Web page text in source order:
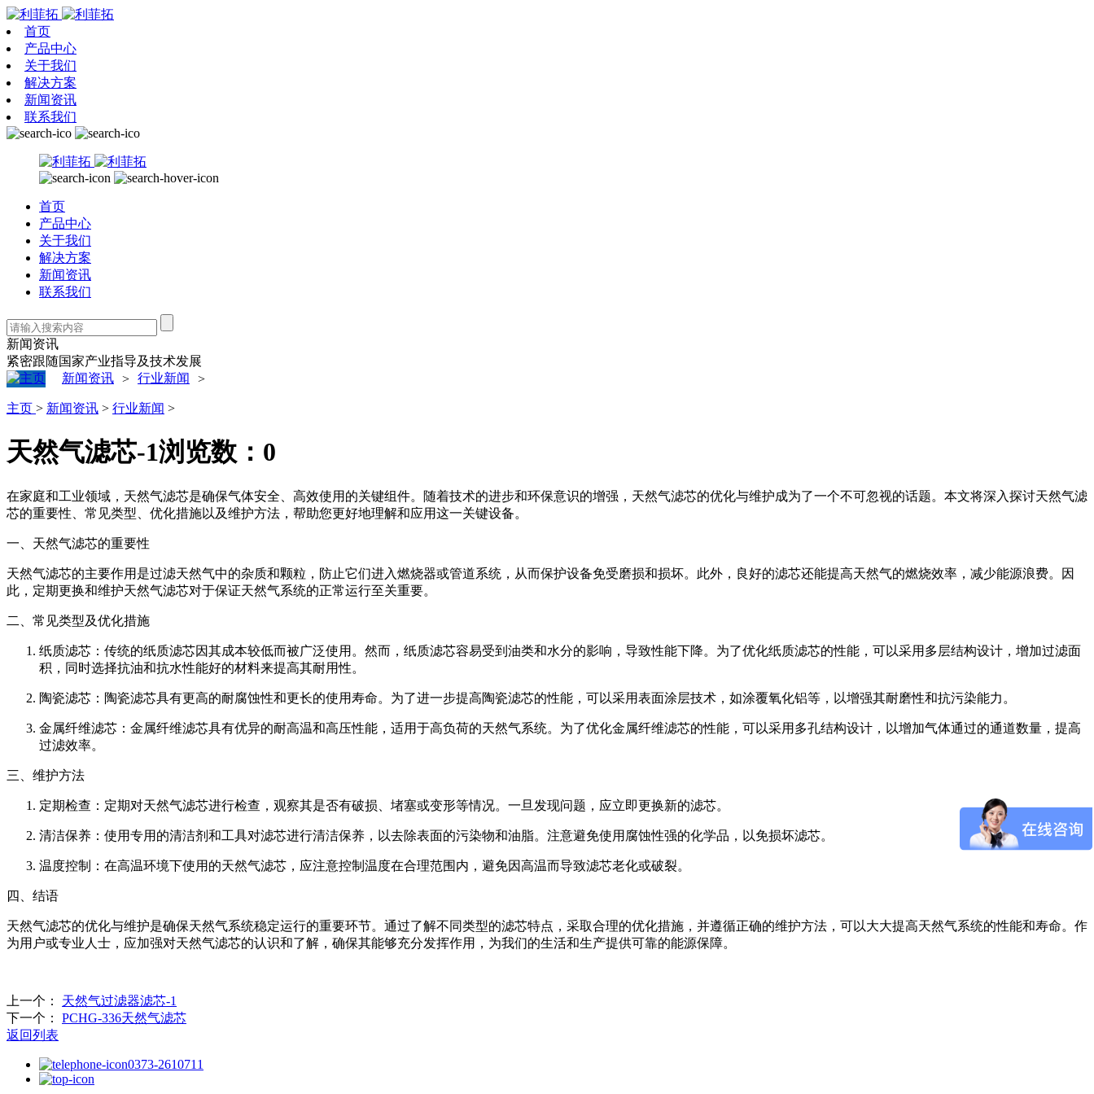
首页
产品中心
关于我们
解决方案
新闻资讯
联系我们
首页
产品中心
关于我们
解决方案
新闻资讯
联系我们
新闻资讯
紧密跟随国家产业指导及技术发展
新闻资讯 > 行业新闻 >
主页 > 新闻资讯 > 行业新闻 >
天然气滤芯-1浏览数： 0
在家庭和工业领域，天然气滤芯是确保气体安全、高效使用的关键组件。随着技术的进步和环保意识的增强，天然气滤芯的优化与维护成为了一个不可忽视的话题。本文将深入探讨天然气滤
芯的重要性、常见类型、优化措施以及维护方法，帮助您更好地理解和应用这一关键设备。
一、天然气滤芯的重要性
天然气滤芯的主要作用是过滤天然气中的杂质和颗粒，防止它们进入燃烧器或管道系统，从而保护设备免受磨损和损坏。此外，良好的滤芯还能提高天然气的燃烧效率，减少能源浪费。因
此，定期更换和维护天然气滤芯对于保证天然气系统的正常运行至关重要。
二、常见类型及优化措施
纸质滤芯：传统的纸质滤芯因其成本较低而被广泛使用。然而，纸质滤芯容易受到油类和水分的影响，导致性能下降。为了优化纸质滤芯的性能，可以采用多层结构设计，增加过滤面
积，同时选择抗油和抗水性能好的材料来提高其耐用性。
陶瓷滤芯：陶瓷滤芯具有更高的耐腐蚀性和更长的使用寿命。为了进一步提高陶瓷滤芯的性能，可以采用表面涂层技术，如涂覆氧化铝等，以增强其耐磨性和抗污染能力。
金属纤维滤芯：金属纤维滤芯具有优异的耐高温和高压性能，适用于高负荷的天然气系统。为了优化金属纤维滤芯的性能，可以采用多孔结构设计，以增加气体通过的通道数量，提高
过滤效率。
三、维护方法
定期检查：定期对天然气滤芯进行检查，观察其是否有破损、堵塞或变形等情况。一旦发现问题，应立即更换新的滤芯。
清洁保养：使用专用的清洁剂和工具对滤芯进行清洁保养，以去除表面的污染物和油脂。注意避免使用腐蚀性强的化学品，以免损坏滤芯。
温度控制：在高温环境下使用的天然气滤芯，应注意控制温度在合理范围内，避免因高温而导致滤芯老化或破裂。
四、结语
天然气滤芯的优化与维护是确保天然气系统稳定运行的重要环节。通过了解不同类型的滤芯特点，采取合理的优化措施，并遵循正确的维护方法，可以大大提高天然气系统的性能和寿命。作
为用户或专业人士，应加强对天然气滤芯的认识和了解，确保其能够充分发挥作用，为我们的生活和生产提供可靠的能源保障。
上一个：
天然气过滤器滤芯-1
下一个：
PCHG-336天然气滤芯
返回列表
0373-2610711